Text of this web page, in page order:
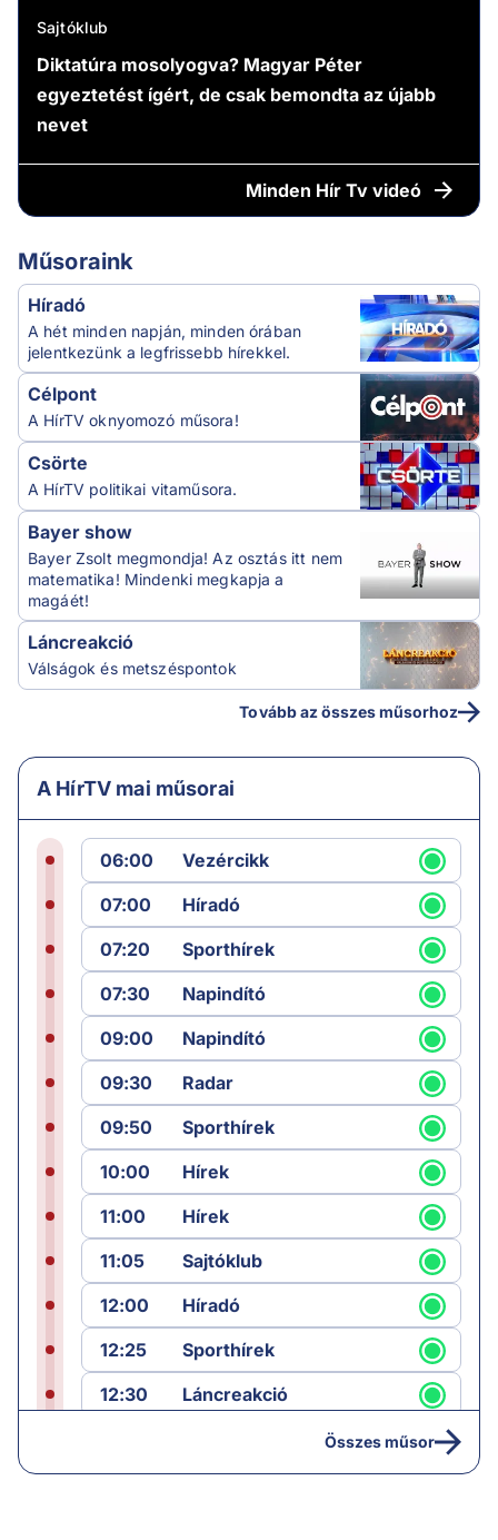
Sajtóklub
Diktatúra mosolyogva? Magyar Péter
egyeztetést ígért, de csak bemondta az újabb
nevet
Minden Hír Tv videó
Műsoraink
Híradó
A hét minden napján, minden órában
jelentkezünk a legfrissebb hírekkel.
Célpont
A HírTV oknyomozó műsora!
Csörte
A HírTV politikai vitaműsora.
Bayer show
Bayer Zsolt megmondja! Az osztás itt nem
matematika! Mindenki megkapja a
magáét!
Láncreakció
Válságok és metszéspontok
Tovább az összes műsorhoz
A HírTV mai műsorai
06:00
Vezércikk
07:00
Híradó
07:20
Sporthírek
07:30
Napindító
09:00
Napindító
09:30
Radar
09:50
Sporthírek
10:00
Hírek
11:00
Hírek
11:05
Sajtóklub
12:00
Híradó
12:25
Sporthírek
12:30
Láncreakció
Összes műsor